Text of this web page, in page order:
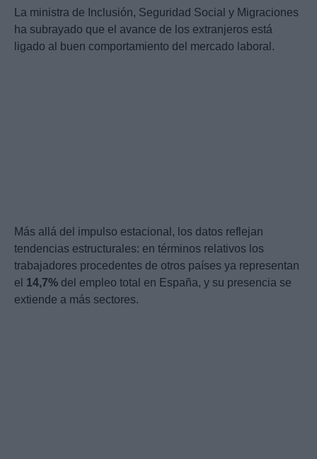
La ministra de Inclusión, Seguridad Social y Migraciones
ha subrayado que el avance de los extranjeros está
ligado al buen comportamiento del mercado laboral.
Más allá del impulso estacional, los datos reflejan
tendencias estructurales: en términos relativos los
trabajadores procedentes de otros países ya representan
el 14,7% del empleo total en España, y su presencia se
extiende a más sectores.